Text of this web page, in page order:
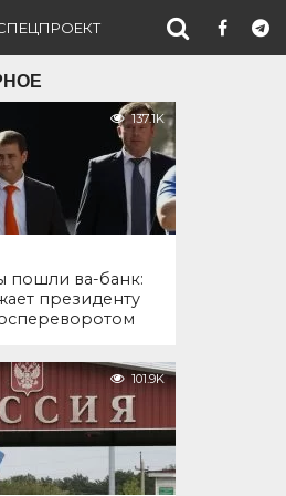
137.1K
пошли ва-банк:
президенту
101.9K